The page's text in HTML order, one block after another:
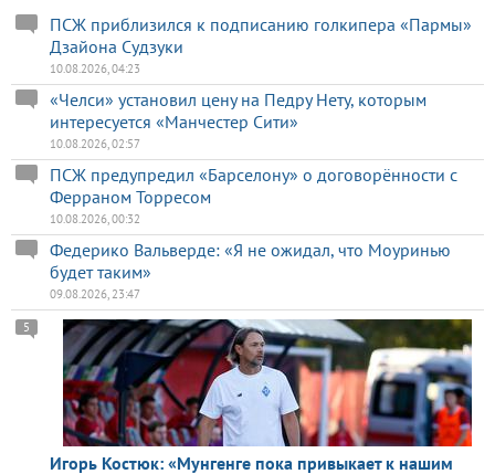
ПСЖ приблизился к подписанию голкипера «Пармы»
Дзайона Судзуки
10.08.2026, 04:23
«Челси» установил цену на Педру Нету, которым
интересуется «Манчестер Сити»
10.08.2026, 02:57
ПСЖ предупредил «Барселону» о договорённости с
Ферраном Торресом
10.08.2026, 00:32
Федерико Вальверде: «Я не ожидал, что Моуринью
будет таким»
09.08.2026, 23:47
Игорь Костюк: «Мунгенге пока привыкает к нашим
5